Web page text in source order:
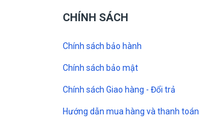
CHÍNH SÁCH
Chính sách bảo hành
Chính sách bảo mật
Chính sách Giao hàng - Đổi trả
Hướng dẫn mua hàng và thanh toán